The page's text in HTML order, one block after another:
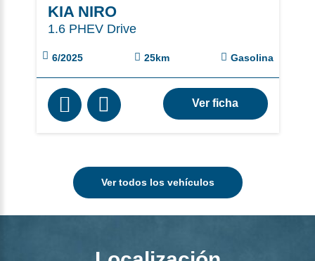
KIA NIRO
1.6 PHEV Drive
6/2025 25km Gasolina
Ver ficha
Ver todos los vehículos